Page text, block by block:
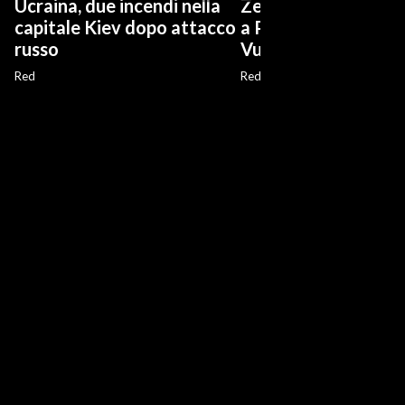
Ucraina, due incendi nella
capitale Kiev dopo attacco
russo
Red
Zelensky in Serbia,
a Palazzo
Vucic
Red